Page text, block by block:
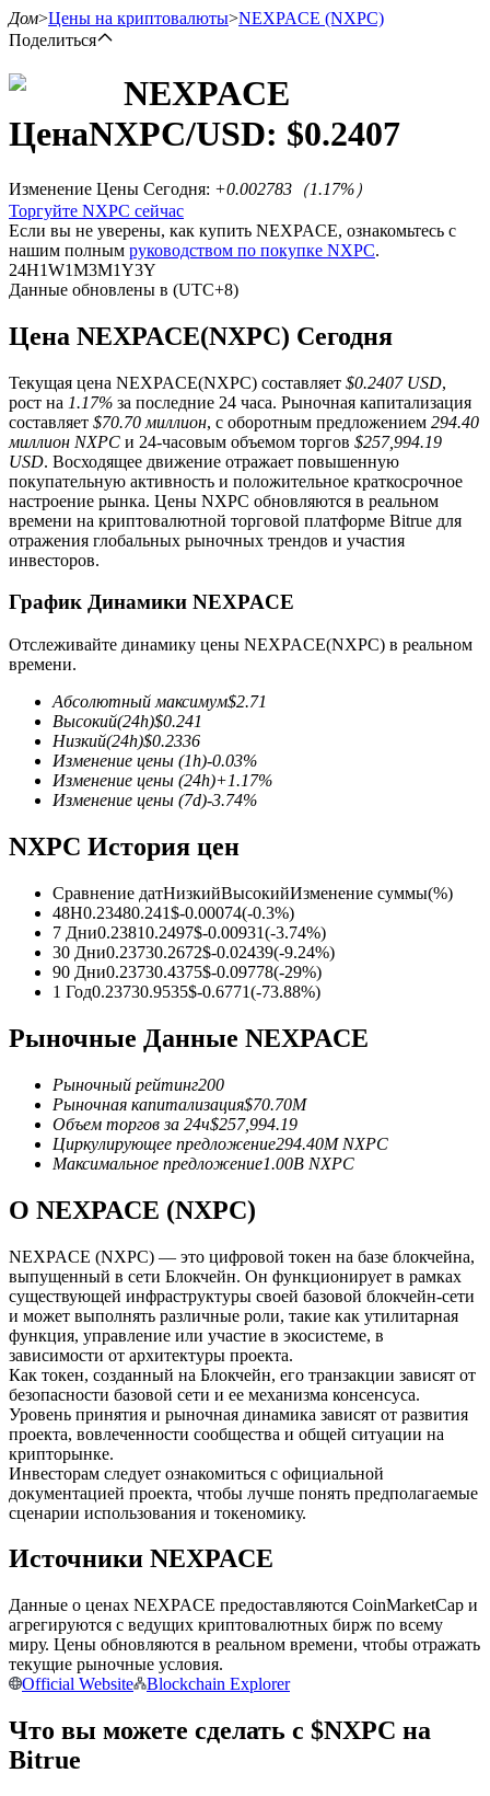
Фьючерсы
USDT-фьючерсы
Фьючерсы с использованием USDT в качестве
обеспечения
Криптовалютные фьючерсы
TradFi
Деривативы на акции, форекс, драгоценные металлы и
сырьевые товары
USDC фьючерсы
обеспечения
Копирование торговли
Присоединяйтесь к лучшим трейдерам
Станьте копи-трейдером
Наслаждайтесь распределением прибыли и комиссиями
за копи-трейдинг
Дом>Цены на криптовалюты>NEXPACE (NXPC)
Поделиться
NEXPACE
ЦенаNXPC/USD: $0.2407
Изменение Цены Сегодня: +0.002783 （1.17%）
Торгуйте NXPC сейчас
Если вы не уверены, как купить NEXPACE, ознакомьтесь с
нашим полным руководством по покупке NXPC.
24H1W1M3M1Y3Y
Данные обновлены в (UTC+8)
Цена NEXPACE(NXPC) Сегодня
Текущая цена NEXPACE(NXPC) составляет $0.2407 USD,
рост на 1.17% за последние 24 часа. Рыночная капитализация
составляет $70.70 миллион, с оборотным предложением 294.40
миллион NXPC и 24-часовым объемом торгов $257,994.19
USD. Восходящее движение отражает повышенную
покупательную активность и положительное краткосрочное
настроение рынка. Цены NXPC обновляются в реальном
времени на криптовалютной торговой платформе Bitrue для
отражения глобальных рыночных трендов и участия
инвесторов.
График Динамики NEXPACE
Отслеживайте динамику цены NEXPACE(NXPC) в реальном
времени.
Абсолютный максимум$2.71
Высокий(24h)$0.241
Низкий(24h)$0.2336
Изменение цены (1h)-0.03%
Изменение цены (24h)+1.17%
Изменение цены (7d)-3.74%
NXPC История цен
Сравнение датНизкийВысокийИзменение суммы(%)
48H0.23480.241$-0.00074(-0.3%)
7 Дни0.23810.2497$-0.00931(-3.74%)
30 Дни0.23730.2672$-0.02439(-9.24%)
90 Дни0.23730.4375$-0.09778(-29%)
1 Год0.23730.9535$-0.6771(-73.88%)
Рыночные Данные NEXPACE
Рыночный рейтинг200
Рыночная капитализация$70.70M
Объем торгов за 24ч$257,994.19
Циркулирующее предложение294.40M NXPC
Максимальное предложение1.00B NXPC
О NEXPACE (NXPC)
NEXPACE (NXPC) — это цифровой токен на базе блокчейна,
выпущенный в сети Блокчейн. Он функционирует в рамках
существующей инфраструктуры своей базовой блокчейн-сети
и может выполнять различные роли, такие как утилитарная
функция, управление или участие в экосистеме, в
зависимости от архитектуры проекта.
Как токен, созданный на Блокчейн, его транзакции зависят от
безопасности базовой сети и ее механизма консенсуса.
Уровень принятия и рыночная динамика зависят от развития
проекта, вовлеченности сообщества и общей ситуации на
крипторынке.
Инвесторам следует ознакомиться с официальной
документацией проекта, чтобы лучше понять предполагаемые
сценарии использования и токеномику.
Источники NEXPACE
Данные о ценах NEXPACE предоставляются CoinMarketCap и
агрегируются с ведущих криптовалютных бирж по всему
миру. Цены обновляются в реальном времени, чтобы отражать
текущие рыночные условия.
Official Website
Blockchain Explorer
Что вы можете сделать с $NXPC на
Bitrue